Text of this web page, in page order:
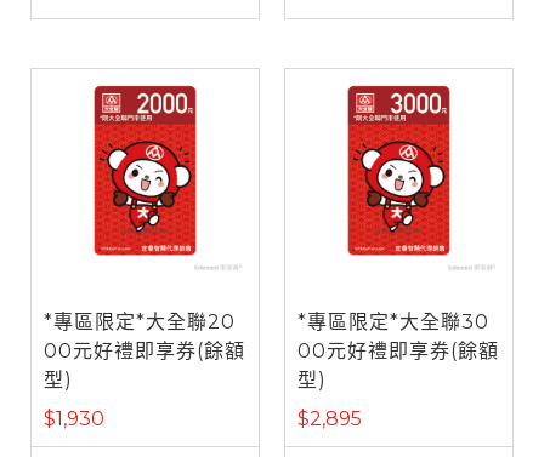
*專區限定*大全聯20
00元好禮即享券(餘額
型)
$1,930
*專區限定*大全聯30
00元好禮即享券(餘額
型)
$2,895